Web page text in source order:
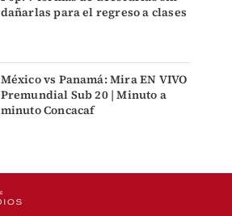
dañarlas para el regreso a clases
México vs Panamá: Mira EN VIVO
Premundial Sub 20 | Minuto a
minuto Concacaf